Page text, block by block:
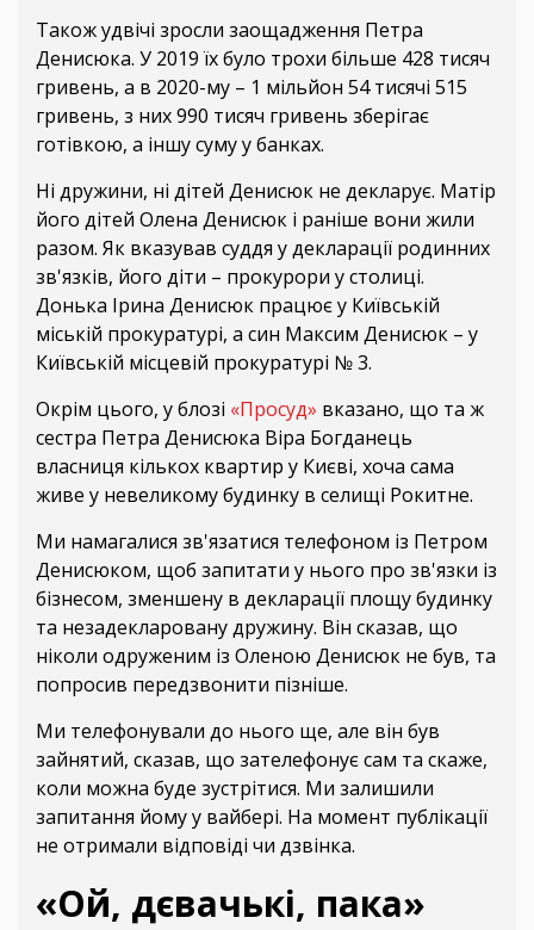
Також удвічі зросли заощадження Петра
Денисюка. У 2019 їх було трохи більше 428 тисяч
гривень, а в 2020-му – 1 мільйон 54 тисячі 515
гривень, з них 990 тисяч гривень зберігає
готівкою, а іншу суму у банках.
Ні дружини, ні дітей Денисюк не декларує. Матір
його дітей Олена Денисюк і раніше вони жили
разом. Як вказував суддя у декларації родинних
зв'язків, його діти – прокурори у столиці.
Донька Ірина Денисюк працює у Київській
міській прокуратурі, а син Максим Денисюк – у
Київській місцевій прокуратурі № 3.
Окрім цього, у блозі «Просуд» вказано, що та ж
сестра Петра Денисюка Віра Богданець
власниця кількох квартир у Києві, хоча сама
живе у невеликому будинку в селищі Рокитне.
Ми намагалися зв'язатися телефоном із Петром
Денисюком, щоб запитати у нього про зв'язки із
бізнесом, зменшену в декларації площу будинку
та незадекларовану дружину. Він сказав, що
ніколи одруженим із Оленою Денисюк не був, та
попросив передзвонити пізніше.
Ми телефонували до нього ще, але він був
зайнятий, сказав, що зателефонує сам та скаже,
коли можна буде зустрітися. Ми залишили
запитання йому у вайбері. На момент публікації
не отримали відповіді чи дзвінка.
«Ой, дєвачькі, пака»